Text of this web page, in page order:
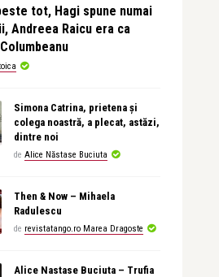
tot, Hagi spune numai
Andreea Raicu era ca
Simona Catrina, prietena și
colega noastră, a plecat, astăzi,
dintre noi
de Alice Năstase Buciuta
Then & Now – Mihaela
Radulescu
de revistatango.ro Marea Dragoste
Alice Nastase Buciuta – Trufia